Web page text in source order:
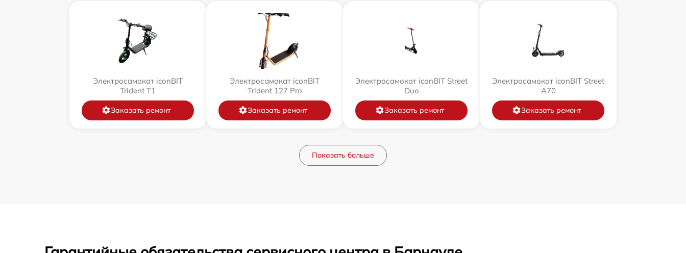
Электросамокат iconBIT
Trident T1
Заказать ремонт
Электросамокат iconBIT
Trident 127 Pro
Заказать ремонт
Электросамокат iconBIT Street
Duo
Заказать ремонт
Электросамокат iconBIT Street
A70
Заказать ремонт
Показать больше